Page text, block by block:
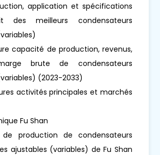
application et spécifications
des meilleurs condensateurs
capacité de production, revenus,
brute de condensateurs
(2023-2033)
activités principales et marchés
Fu Shan
de production de condensateurs
ajustables (variables) de Fu Shan